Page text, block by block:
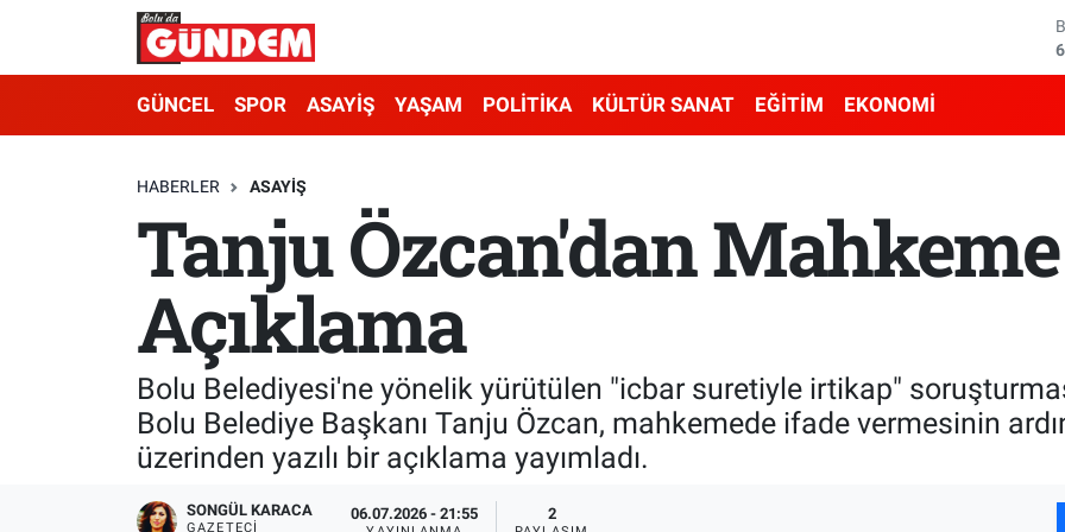
GÜNCEL SPOR ASAYİŞ YAŞAM POLİTİKA KÜLTÜR SANAT EĞİTİM EKONOMİ
HABERLER ASAYİŞ
Tanju Özcan'dan Mahkeme
Açıklama
Bolu Belediyesi'ne yönelik yürütülen "icbar suretiyle irtikap"
Bolu Belediye Başkanı Tanju Özcan, mahkemede ifade vermesinin
üzerinden yazılı bir açıklama yayımladı.
SONGÜL KARACA
GAZETECI
06.07.2026 - 21:55 2
Merkez Nöbetçi Eczaneler
Süper Lig Puan Durumu ve Fikstür
Tüm Manşetler
Son Dakika Haberleri
Haber Arşivi